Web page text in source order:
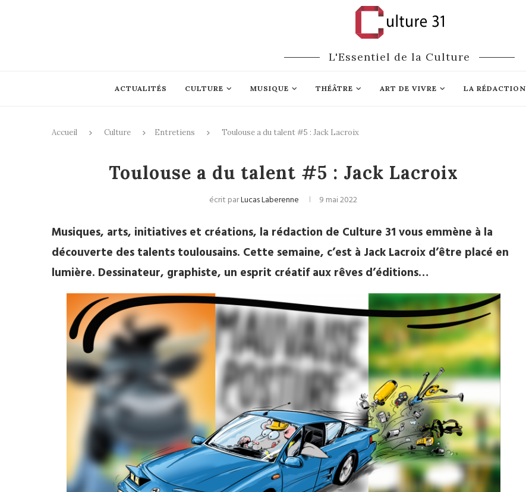
L'Essentiel de la Culture
ACTUALITÉS CULTURE MUSIQUE THÉÂTRE ART DE VIVRE LA RÉDACTION
Accueil Culture Entretiens Toulouse a du talent #5 : Jack Lacroix
Toulouse a du talent #5 : Jack Lacroix
écrit parLucas Laberenne 9 mai 2022
Musiques, arts, initiatives et créations, la rédaction de Culture 31 vous emmène à la
découverte des talents toulousains. Cette semaine, c’est à Jack Lacroix d’être placé en
lumière. Dessinateur, graphiste, un esprit créatif aux rêves d’éditions…